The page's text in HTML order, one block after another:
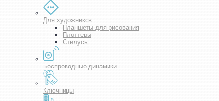
Для художников
Планшеты для рисования
Плоттеры
Стилусы
Беспроводные динамики
Ключницы